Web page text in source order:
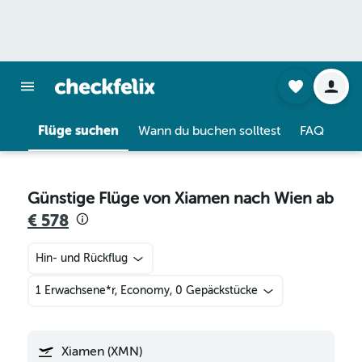
Flüge suchen Wann du buchen solltest FAQ
Günstige Flüge von Xiamen nach Wien ab
€ 578
Hin- und Rückflug
1 Erwachsene*r, Economy, 0 Gepäckstücke
Xiamen (XMN)